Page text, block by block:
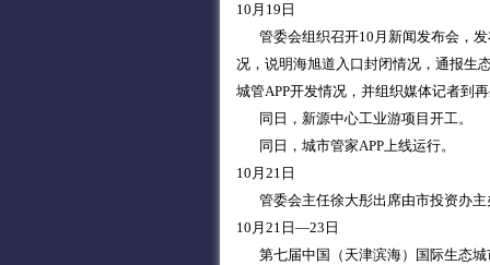
10月19日
管委会组织召开10月新闻发布会，发
况，说明海旭道入口封闭情况，通报生
城管APP开发情况，并组织媒体记者到
同日，新源中心工业游项目开工。
同日，城市管家APP上线运行。
10月21日
管委会主任徐大彤出席由市投资办主
10月21日—23日
第七届中国（天津滨海）国际生态城